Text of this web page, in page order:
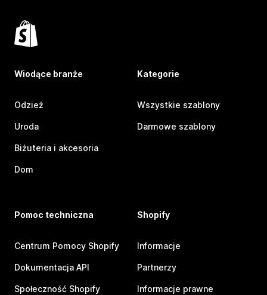
Wiodące branże
Odzież
Uroda
Biżuteria i akcesoria
Dom
Kategorie
Wszystkie szablony
Darmowe szablony
Pomoc techniczna
Centrum Pomocy Shopify
Dokumentacja API
Społeczność Shopify
Shopify
Informacje
Partnerzy
Informacje prawne